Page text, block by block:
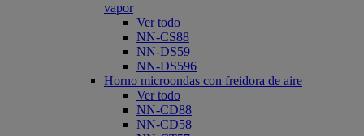
vapor
Ver todo
NN-CS88
NN-DS59
NN-DS596
Horno microondas con freidora de aire
Ver todo
NN-CD88
NN-CD58